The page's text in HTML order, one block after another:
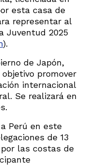
esta casa de
representar al
Juventud 2025
).
de Japón,
promover
internacional
Se realizará en
Perú en este
de 13
las costas de